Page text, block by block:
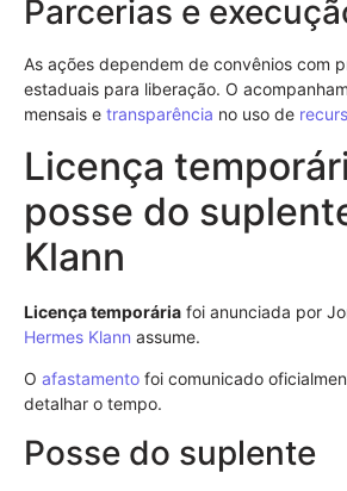
Parcerias e
As ações dependem de convênios com
estaduais para liberação. O
mensais e transparência no uso de
Licença
posse do
Klann
Licença temporária foi anunciada por
Hermes Klann assume.
O afastamento foi comunicado
detalhar o tempo.
Posse do suplente